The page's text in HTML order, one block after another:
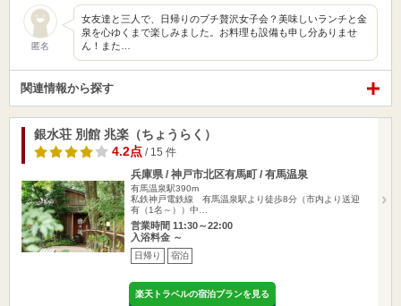
匿名
女友達と三人で、日帰りのプチ贅沢女子会？美味しいランチと金
泉を心ゆくまで楽しみました。お料理も設備も申し分ありませ
ん！また…
関連情報から探す
銀水荘 別館 兆楽（ちょうらく）
4.2点 / 15 件
兵庫県 / 神戸市北区有馬町 / 有馬温泉
有馬温泉駅390m
私鉄神戸電鉄線 有馬温泉駅より徒歩8分（市内より送迎
有（1名～））中…
営業時間 11:30～22:00
入浴料金 ～
日帰り 宿泊
楽天トラベルの宿泊プランを見る